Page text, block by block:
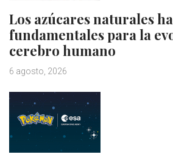
Los azúcares naturales
fundamentales para la
cerebro humano
6 agosto, 2026